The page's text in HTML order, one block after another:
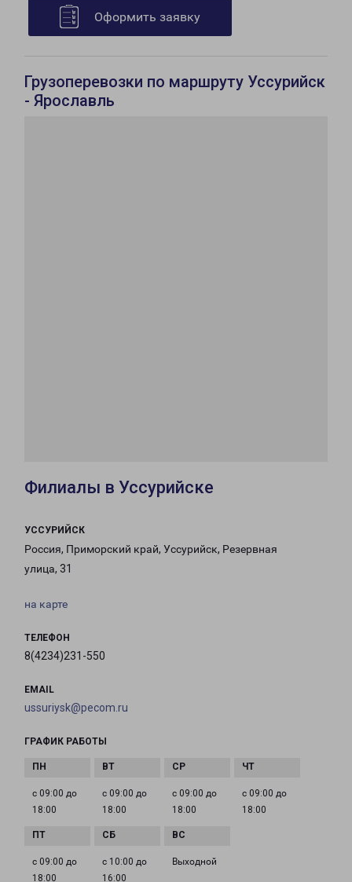
Оформить заявку
Грузоперевозки по маршруту Уссурийск
- Ярославль
Филиалы в Уссурийске
УССУРИЙСК
Россия, Приморский край, Уссурийск, Резервная
улица, 31
на карте
ТЕЛЕФОН
8(4234)231-550
EMAIL
ussuriysk@pecom.ru
ГРАФИК РАБОТЫ
с 09:00 до
18:00
с 09:00 до
18:00
с 09:00 до
18:00
с 09:00 до
18:00
с 09:00 до
18:00
с 10:00 до
16:00
Выходной